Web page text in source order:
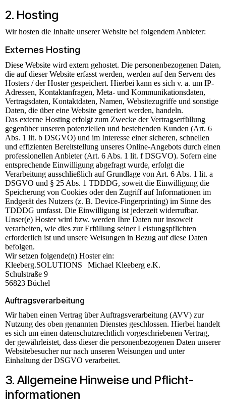
2. Hosting
Wir hosten die Inhalte unserer Website bei folgendem Anbieter:
Externes Hosting
Diese Website wird extern gehostet. Die personenbezogenen Daten,
die auf dieser Website erfasst werden, werden auf den Servern des
Hosters / der Hoster gespeichert. Hierbei kann es sich v. a. um IP-
Adressen, Kontaktanfragen, Meta- und Kommunikationsdaten,
Vertragsdaten, Kontaktdaten, Namen, Websitezugriffe und sonstige
Daten, die über eine Website generiert werden, handeln.
Das externe Hosting erfolgt zum Zwecke der Vertragserfüllung
gegenüber unseren potenziellen und bestehenden Kunden (Art. 6
Abs. 1 lit. b DSGVO) und im Interesse einer sicheren, schnellen
und effizienten Bereitstellung unseres Online-Angebots durch einen
professionellen Anbieter (Art. 6 Abs. 1 lit. f DSGVO). Sofern eine
entsprechende Einwilligung abgefragt wurde, erfolgt die
Verarbeitung ausschließlich auf Grundlage von Art. 6 Abs. 1 lit. a
DSGVO und § 25 Abs. 1 TDDDG, soweit die Einwilligung die
Speicherung von Cookies oder den Zugriff auf Informationen im
Endgerät des Nutzers (z. B. Device-Fingerprinting) im Sinne des
TDDDG umfasst. Die Einwilligung ist jederzeit widerrufbar.
Unser(e) Hoster wird bzw. werden Ihre Daten nur insoweit
verarbeiten, wie dies zur Erfüllung seiner Leistungspflichten
erforderlich ist und unsere Weisungen in Bezug auf diese Daten
befolgen.
Wir setzen folgende(n) Hoster ein:
Kleeberg.SOLUTIONS | Michael Kleeberg e.K.
Schulstraße 9
56823 Büchel
Auftragsverarbeitung
Wir haben einen Vertrag über Auftragsverarbeitung (AVV) zur
Nutzung des oben genannten Dienstes geschlossen. Hierbei handelt
es sich um einen datenschutzrechtlich vorgeschriebenen Vertrag,
der gewährleistet, dass dieser die personenbezogenen Daten unserer
Websitebesucher nur nach unseren Weisungen und unter
Einhaltung der DSGVO verarbeitet.
3. Allgemeine Hinweise und Pflicht­
informationen